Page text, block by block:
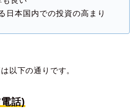
日本国内での投資の高まり
以下の通りです。
話)